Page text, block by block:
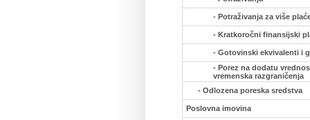
- Potraživanja za više
- Kratkoročni finansijski
- Gotovinski ekvivalenti i
- Porez na dodatu
vremenska razgraničenja
- Odlozena poreska sredstva
Poslovna imovina